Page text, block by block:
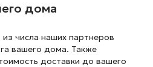
дома
числа наших партнеров
вашего дома. Также
доставки до вашего